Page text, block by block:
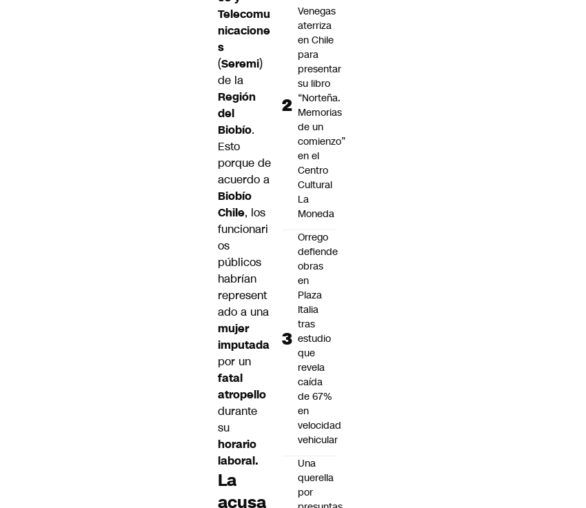
Telecomu
nicacione
s
(Seremi)
de la
Región
del
Biobío.
Esto
porque de
acuerdo a
Biobío
Chile, los
funcionari
os
públicos
habrían
represent
ado a una
mujer
imputada
por un
fatal
atropello
durante
su
horario
laboral.
La
acusa
Venegas
aterriza
en Chile
para
presentar
su libro
“Norteña.
Memorias
de un
comienzo”
en el
Centro
Cultural
La
Moneda
Orrego
defiende
obras
en
Plaza
Italia
tras
estudio
que
revela
caída
de 67%
en
velocidad
vehicular
Una
querella
por